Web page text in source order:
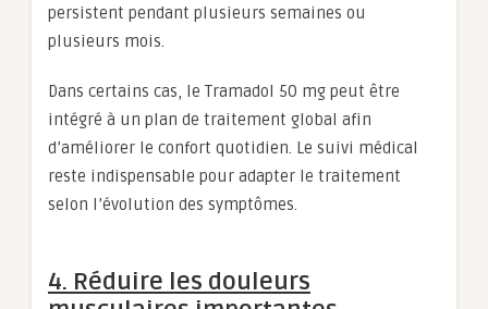
persistent pendant plusieurs semaines ou
plusieurs mois.
Dans certains cas, le Tramadol 50 mg peut être
intégré à un plan de traitement global afin
d’améliorer le confort quotidien. Le suivi médical
reste indispensable pour adapter le traitement
selon l’évolution des symptômes.
4. Réduire les douleurs